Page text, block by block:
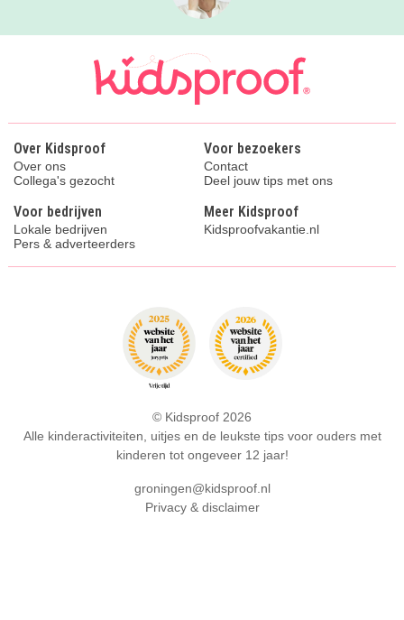
Over Kidsproof
Over ons
Collega's gezocht
Voor bezoekers
Contact
Deel jouw tips met ons
Voor bedrijven
Lokale bedrijven
Pers & adverteerders
Meer Kidsproof
Kidsproofvakantie.nl
© Kidsproof 2026
Alle kinderactiviteiten, uitjes en de leukste tips voor ouders met
kinderen tot ongeveer 12 jaar!
groningen@kidsproof.nl
Privacy & disclaimer